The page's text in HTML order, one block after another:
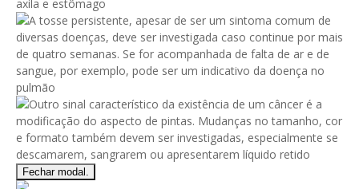
Fechar modal.